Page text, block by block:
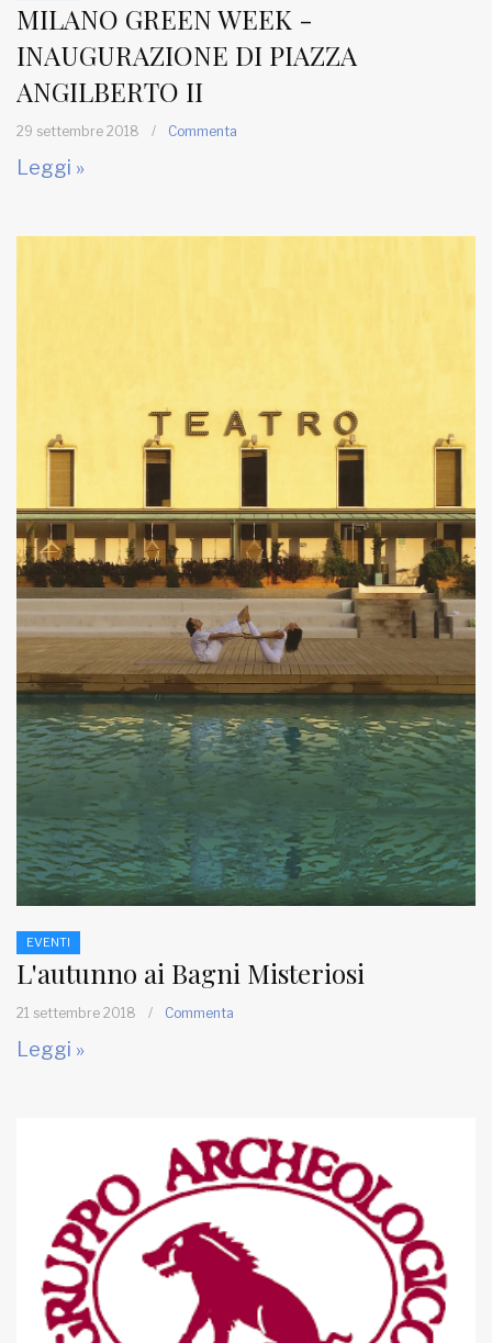
MILANO GREEN WEEK -
INAUGURAZIONE DI PIAZZA
ANGILBERTO II
29 settembre 2018 / Commenta
Leggi »
EVENTI
L'autunno ai Bagni Misteriosi
21 settembre 2018 / Commenta
Leggi »